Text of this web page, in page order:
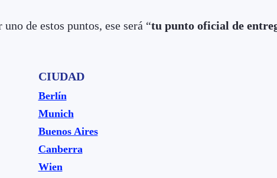
de estos puntos, ese será “tu punto oficial de
CIUDAD
Berlín
Munich
Buenos Aires
Canberra
Wien